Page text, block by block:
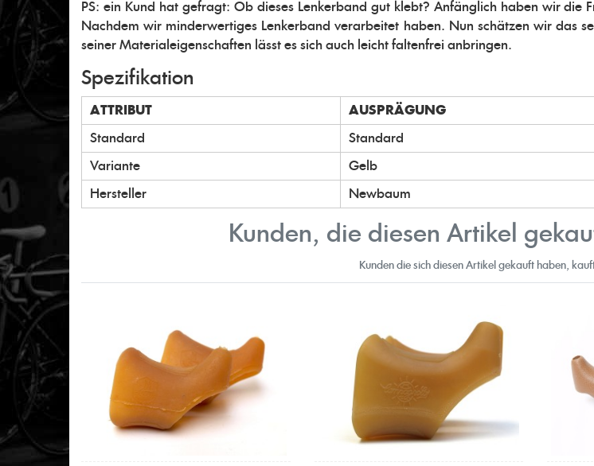
PS: ein Kund hat gefragt: Ob dieses Lenkerband gut klebt? Anfänglich haben wir die
Nachdem wir minderwertiges Lenkerband verarbeitet haben. Nun schätzen wir das
seiner Materialeigenschaften lässt es sich auch leicht faltenfrei anbringen.
Spezifikation
ATTRIBUT AUSPRÄGUNG
Standard Standard
Variante Gelb
Hersteller Newbaum
Kunden, die diesen Artikel
Kunden die sich diesen Artikel gekauft haben,